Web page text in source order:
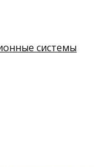
системы